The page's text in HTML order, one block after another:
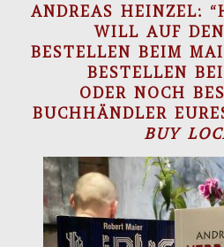
ANDREAS HEINZEL:
WILL AUF
BESTELLEN BEIM
BESTELLEN
ODER NOCH
BUCHHÄNDLER
BUY